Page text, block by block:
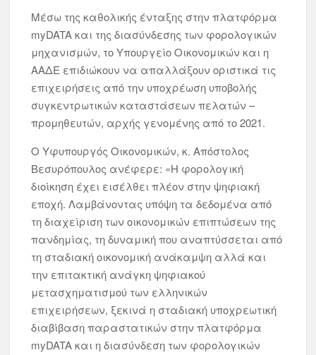
Μέσω της καθολικής ένταξης στην πλατφόρμα
myDATA και της διασύνδεσης των φορολογικών
μηχανισμών, το Υπουργείο Οικονομικών και η
ΑΑΔΕ επιδιώκουν να απαλλάξουν οριστικά τις
επιχειρήσεις από την υποχρέωση υποβολής
συγκεντρωτικών καταστάσεων πελατών –
προμηθευτών, αρχής γενομένης από το 2021.
Ο Υφυπουργός Οικονομικών, κ. Απόστολος
Βεσυρόπουλος ανέφερε: «Η φορολογική
διοίκηση έχει εισέλθει πλέον στην ψηφιακή
εποχή. Λαμβάνοντας υπόψη τα δεδομένα από
τη διαχείριση των οικονομικών επιπτώσεων της
πανδημίας, τη δυναμική που αναπτύσσεται από
τη σταδιακή οικονομική ανάκαμψη αλλά και
την επιτακτική ανάγκη ψηφιακού
μετασχηματισμού των ελληνικών
επιχειρήσεων, ξεκινά η σταδιακή υποχρεωτική
διαβίβαση παραστατικών στην πλατφόρμα
myDATA και η διασύνδεση των φορολογικών